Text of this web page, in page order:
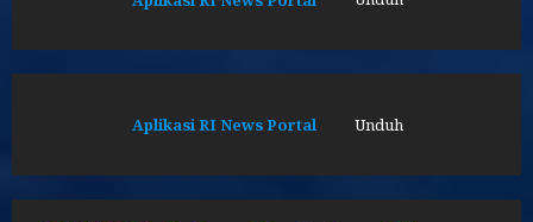
Aplikasi RI News Portal Unduh